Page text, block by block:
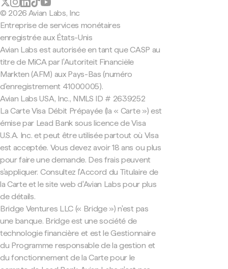
© 2026 Avian Labs, Inc
Entreprise de services monétaires
enregistrée aux États-Unis
Avian Labs est autorisée en tant que CASP au
titre de MiCA par l'Autoriteit Financiële
Markten (AFM) aux Pays-Bas (numéro
d'enregistrement 41000005).
Avian Labs USA, Inc., NMLS ID # 2639252
La Carte Visa Débit Prépayée (la « Carte ») est
émise par Lead Bank sous licence de Visa
U.S.A. Inc. et peut être utilisée partout où Visa
est acceptée. Vous devez avoir 18 ans ou plus
pour faire une demande. Des frais peuvent
s'appliquer. Consultez l'Accord du Titulaire de
la Carte et le site web d'Avian Labs pour plus
de détails.
Bridge Ventures LLC (« Bridge ») n'est pas
une banque. Bridge est une société de
technologie financière et est le Gestionnaire
du Programme responsable de la gestion et
du fonctionnement de la Carte pour le